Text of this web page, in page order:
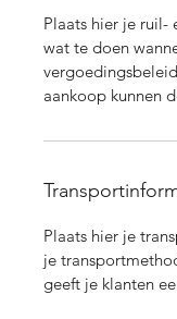
Plaats hier je
wat te doen
aankoop kunnen
Plaats hier je
je
geeft je klanten